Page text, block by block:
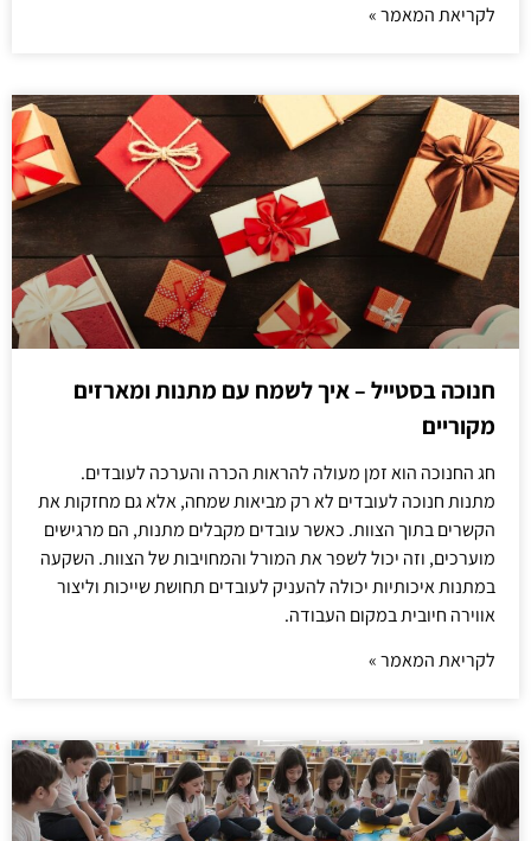
לקריאת המאמר »
חנוכה בסטייל – איך לשמח עם מתנות ומארזים
מקוריים
חג החנוכה הוא זמן מעולה להראות הכרה והערכה לעובדים.
מתנות חנוכה לעובדים לא רק מביאות שמחה, אלא גם מחזקות את
הקשרים בתוך הצוות. כאשר עובדים מקבלים מתנות, הם מרגישים
מוערכים, וזה יכול לשפר את המורל והמחויבות של הצוות. השקעה
במתנות איכותיות יכולה להעניק לעובדים תחושת שייכות וליצור
אווירה חיובית במקום העבודה.
לקריאת המאמר »